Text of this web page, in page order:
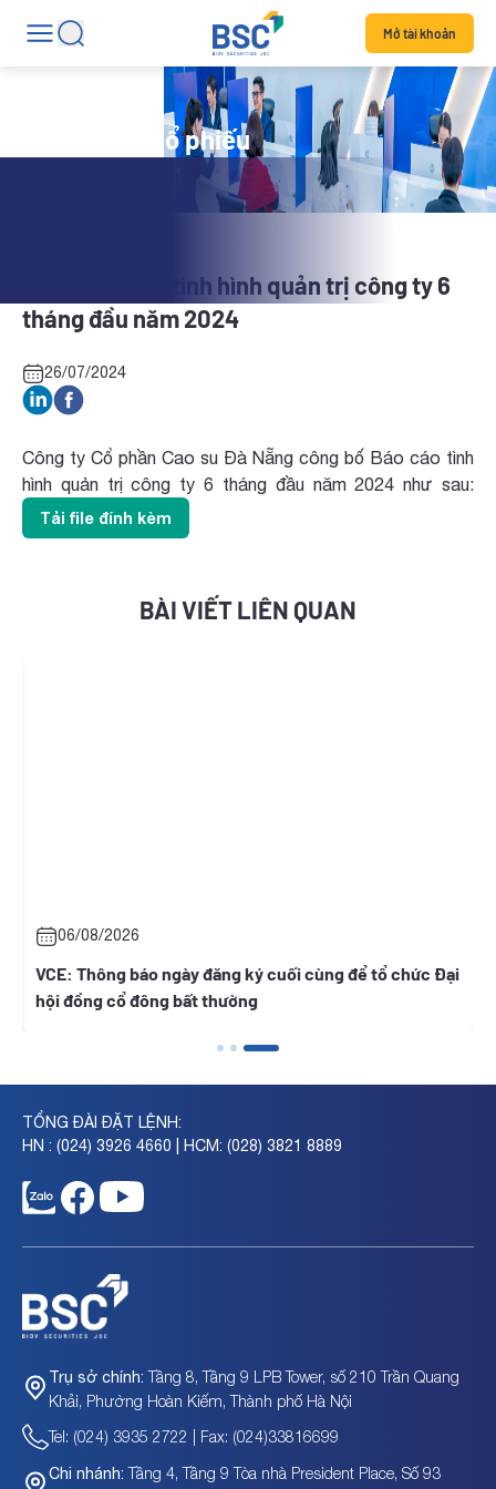
Mở tài khoản
Tin tức mã cổ phiếu
DRC: Báo cáo tình hình quản trị công ty 6
tháng đầu năm 2024
26/07/2024
Công ty Cổ phần Cao su Đà Nẵng công bố Báo cáo tình
hình quản trị công ty 6 tháng đầu năm 2024 như sau:
Tải file đính kèm
BÀI VIẾT LIÊN QUAN
06/08/2026
VCE: Thông báo ngày đăng ký cuối cùng để tổ chức Đại
hội đồng cổ đông bất thường
TỔNG ĐÀI ĐẶT LỆNH:
HN : (024) 3926 4660 | HCM: (028) 3821 8889
Trụ sở chính: Tầng 8, Tầng 9 LPB Tower, số 210 Trần Quang
Khải, Phường Hoàn Kiếm, Thành phố Hà Nội
Tel: (024) 3935 2722 | Fax: (024)33816699
Chi nhánh: Tầng 4, Tầng 9 Tòa nhà President Place, Số 93